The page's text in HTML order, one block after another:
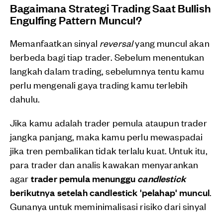
Bagaimana Strategi Trading Saat Bullish
Engulfing Pattern Muncul?
Memanfaatkan sinyal reversalyang muncul akan
berbeda bagi tiap trader. Sebelum menentukan
langkah dalam trading, sebelumnya tentu kamu
perlu mengenali gaya trading kamu terlebih
dahulu.
Jika kamu adalah trader pemula ataupun trader
jangka panjang, maka kamu perlu mewaspadai
jika tren pembalikan tidak terlalu kuat. Untuk itu,
para trader dan analis kawakan menyarankan
agar trader pemula menunggucandlestick
berikutnya setelah candlestick 'pelahap' muncul.
Gunanya untuk meminimalisasi risiko dari sinyal